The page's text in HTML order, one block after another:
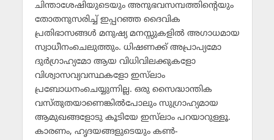
ചിന്താശേഷിയുടെയും അനുഭവസമ്പത്തിന്റെയും
തോതനുസരിച്ച് ഇപ്പറഞ്ഞ ദൈവിക
പ്രതിഭാസങ്ങള്‍ മനുഷ്യ മനസ്സുകളില്‍ അഗാധമായ
സ്വാധീനംചെലുത്തും. ധിഷണക്ക് അപ്രാപ്യമോ
ദുര്‍ഗ്രാഹ്യമോ ആയ വിധിവിലക്കുകളോ
വിശ്വാസവ്യവസ്ഥകളോ ഇസ്‌ലാം
പ്രബോധനംചെയ്യുന്നില്ല. ഒരു സൈദ്ധാന്തിക
വസ്തുതയാണെങ്കില്‍പോലും സുഗ്രാഹ്യമായ
ആമുഖങ്ങളോടു കൂടിയേ ഇസ്‌ലാം പറയാറുള്ളൂ.
കാരണം, ഹൃദയങ്ങളുടെയും കണ്‍-